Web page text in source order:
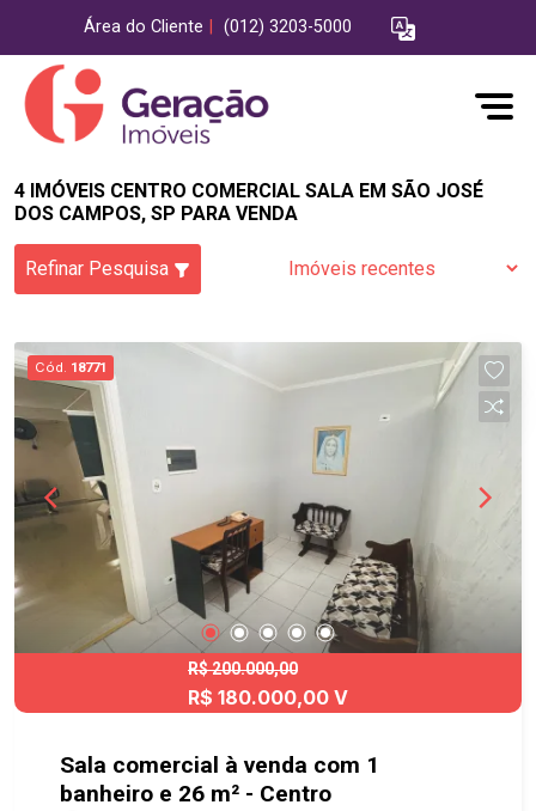
Área do Cliente (012) 3203-5000
4 IMÓVEIS CENTRO COMERCIAL SALA EM SÃO JOSÉ
DOS CAMPOS, SP PARA VENDA
Refinar Pesquisa
Cód. 18771
R$ 200.000,00
R$ 180.000,00 V
Sala comercial à venda com 1
banheiro e 26 m² - Centro